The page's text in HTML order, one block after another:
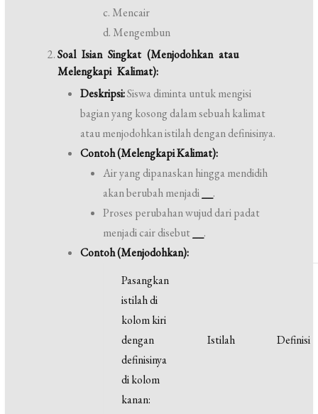
c. Mencair
d. Mengembun
Soal Isian Singkat (Menjodohkan atau
Melengkapi Kalimat):
Deskripsi:Siswa diminta untuk mengisi
bagian yang kosong dalam sebuah kalimat
atau menjodohkan istilah dengan definisinya.
Contoh (Melengkapi Kalimat):
Air yang dipanaskan hingga mendidih
akan berubah menjadi
.
Proses perubahan wujud dari padat
menjadi cair disebut
.
Contoh (Menjodohkan):
Pasangkan
istilah di
kolom kiri
dengan
definisinya
di kolom
kanan:
Istilah Definisi